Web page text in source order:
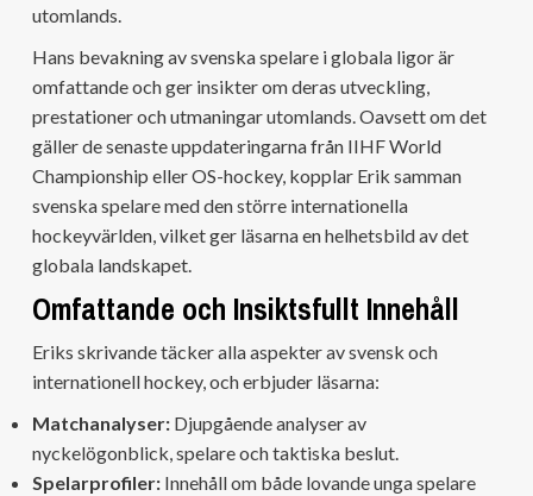
utomlands.
Hans bevakning av svenska spelare i globala ligor är
omfattande och ger insikter om deras utveckling,
prestationer och utmaningar utomlands. Oavsett om det
gäller de senaste uppdateringarna från IIHF World
Championship eller OS-hockey, kopplar Erik samman
svenska spelare med den större internationella
hockeyvärlden, vilket ger läsarna en helhetsbild av det
globala landskapet.
Omfattande och Insiktsfullt Innehåll
Eriks skrivande täcker alla aspekter av svensk och
internationell hockey, och erbjuder läsarna:
Matchanalyser: Djupgående analyser av
nyckelögonblick, spelare och taktiska beslut.
Spelarprofiler: Innehåll om både lovande unga spelare